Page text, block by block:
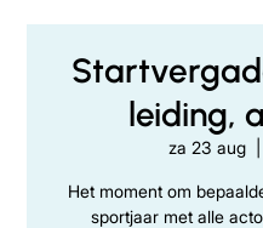
leiding,
za 23 aug
  |
Het moment om
sportjaar met alle